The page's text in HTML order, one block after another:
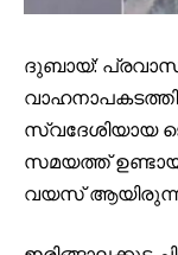
ദുബായ്:
സ്വദേശിയായ
സമയത്ത് ഉണ്ടായ
വയസ്